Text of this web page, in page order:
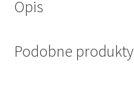
Opis
Podobne produkty